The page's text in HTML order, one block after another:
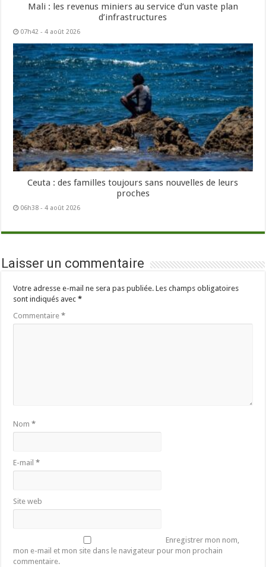
Mali : les revenus miniers au service d’un vaste plan
d’infrastructures
07h42 - 4 août 2026
Ceuta : des familles toujours sans nouvelles de leurs
proches
06h38 - 4 août 2026
Laisser un commentaire
Votre adresse e-mail ne sera pas publiée. Les champs obligatoires
sont indiqués avec*
Commentaire*
Nom*
E-mail*
Site web
Enregistrer mon nom,
mon e-mail et mon site dans le navigateur pour mon prochain
commentaire.